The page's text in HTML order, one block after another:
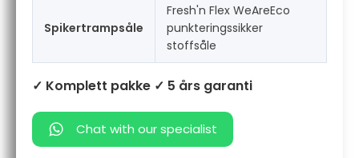
Spikertrampsåle
Fresh'n Flex WeAreEco
punkteringssikker
stoffsåle
✓ Komplett pakke ✓ 5 års garanti
Chat with our specialist